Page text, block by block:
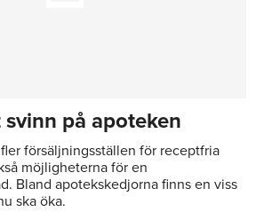
på apoteken
försäljningsställen för receptfria
möjligheterna för en
Bland apotekskedjorna finns en viss
ska öka.